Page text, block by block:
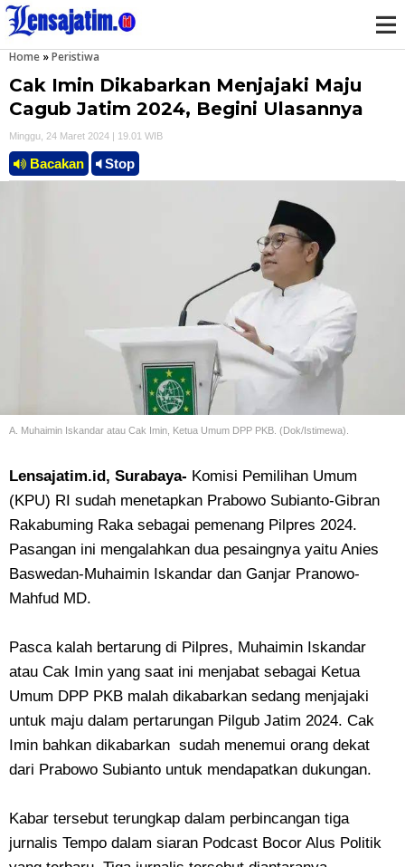
u
Home »Peristiwa
Cak Imin Dikabarkan Menjajaki Maju
Cagub Jatim 2024, Begini Ulasannya
Minggu, 24 Maret 2024 | 19.01 WIB
Bacakan Stop
A. Muhaimin Iskandar atau Cak Imin, Ketua Umum DPP PKB. (Dok/Istimewa).
Lensajatim.id, Surabaya- Komisi Pemilihan Umum
(KPU) RI sudah menetapkan Prabowo Subianto-Gibran
Rakabuming Raka sebagai pemenang Pilpres 2024.
Pasangan ini mengalahkan dua pesaingnya yaitu Anies
Baswedan-Muhaimin Iskandar dan Ganjar Pranowo-
Mahfud MD.
Pasca kalah bertarung di Pilpres, Muhaimin Iskandar
atau Cak Imin yang saat ini menjabat sebagai Ketua
Umum DPP PKB malah dikabarkan sedang menjajaki
untuk maju dalam pertarungan Pilgub Jatim 2024. Cak
Imin bahkan dikabarkan sudah menemui orang dekat
dari Prabowo Subianto untuk mendapatkan dukungan.
Kabar tersebut terungkap dalam perbincangan tiga
jurnalis Tempo dalam siaran Podcast Bocor Alus Politik